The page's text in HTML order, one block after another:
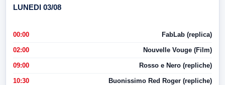
LUNEDI 03/08
00:00 FabLab (replica)
02:00 Nouvelle Vouge (Film)
09:00 Rosso e Nero (repliche)
10:30 Buonissimo Red Roger (repliche)